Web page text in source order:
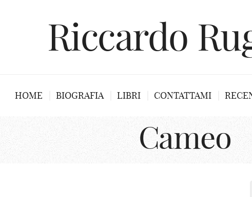
Riccardo
HOME BIOGRAFIA LIBRI CONTATTAMI
Cameo